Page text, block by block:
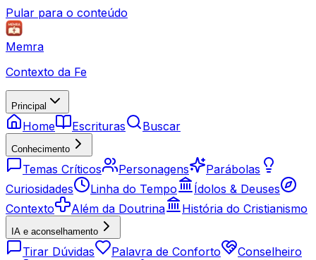
Pular para o conteúdo
Memra
Contexto da Fe
Principal
Home Escrituras Buscar
Conhecimento
Temas Críticos Personagens
Parábolas
Curiosidades
Linha do Tempo
Ídolos & Deuses
Contexto
Além da Doutrina História do Cristianismo
IA e aconselhamento
Tirar Dúvidas Palavra de Conforto
Conselheiro